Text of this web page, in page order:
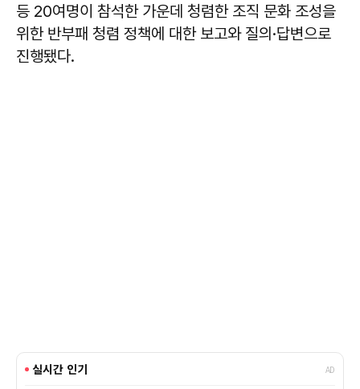
등 20여명이 참석한 가운데 청렴한 조직 문화 조성을
위한 반부패 청렴 정책에 대한 보고와 질의·답변으로
진행됐다.